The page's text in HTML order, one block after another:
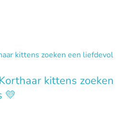
kittens zoeken
💛